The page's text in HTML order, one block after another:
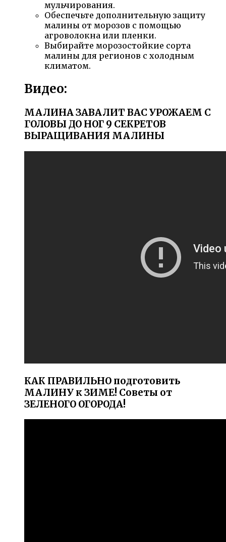
мульчирования.
Обеспечьте дополнительную защиту
малины от морозов с помощью
агроволокна или пленки.
Выбирайте морозостойкие сорта
малины для регионов с холодным
климатом.
Видео:
МАЛИНА ЗАВАЛИТ ВАС УРОЖАЕМ С
ГОЛОВЫ ДО НОГ 9 СЕКРЕТОВ
ВЫРАЩИВАНИЯ МАЛИНЫ
КАК ПРАВИЛЬНО подготовить
МАЛИНУ к ЗИМЕ! Советы от
ЗЕЛЕНОГО ОГОРОДА!